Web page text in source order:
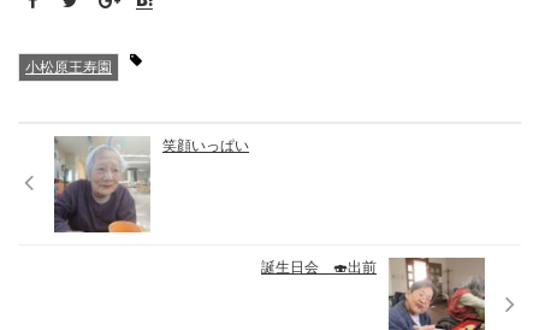
小松原王寿園
笑顔いっぱい
誕生日会 🍣出前